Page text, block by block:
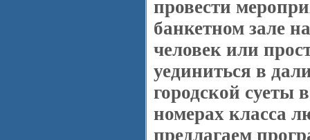
провести
банкетном зале
человек или
уединиться в
городской суеты
номерах класса
предлагаем